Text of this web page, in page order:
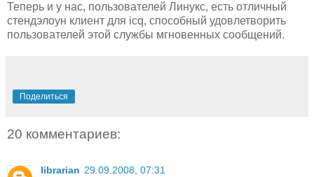
Теперь и у нас, пользователей Линукс, есть отличный
стендэлоун клиент для icq, способный удовлетворить
пользователей этой службы мгновенных сообщений.
Поделиться
20 комментариев:
librarian 29.09.2008, 07:31